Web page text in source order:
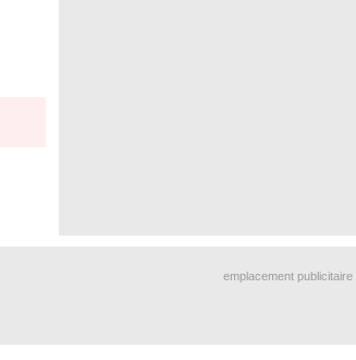
emplacement publicitaire